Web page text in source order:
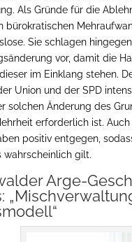
Als Gründe für die
bürokratischen
Sie schlagen
vor, damit die
im Einklang stehen.
Union und der SPD
solchen Änderung des
erforderlich ist. Auch
positiv entgegen,
wahrscheinlich gilt.
Arge-